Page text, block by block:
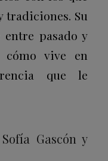
tradiciones. Su
pasado y
cómo vive en
que le
Gascón y